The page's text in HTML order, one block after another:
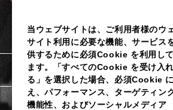
利用規約
個人情報保護に関するご通知
当ウェブサイトは、ご利用者様のウ
サイト利用に必要な機能、サービス
供するために必須Cookie を利用し
ます。「すべてのCookie を受け入れ
る」を選択した場合、必須Cookie
え、パフォーマンス、ターゲティング
機能性、およびソーシャルメディア